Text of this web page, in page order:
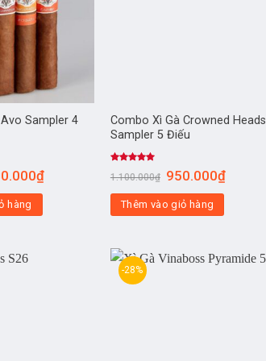
Sampler 4
₫
hàng
Combo Xì Gà Crowned Heads
Sampler 5 Điếu
hạng4.75
1.100.000₫ 950.000₫
Thêm vào giỏ hàng
-28%